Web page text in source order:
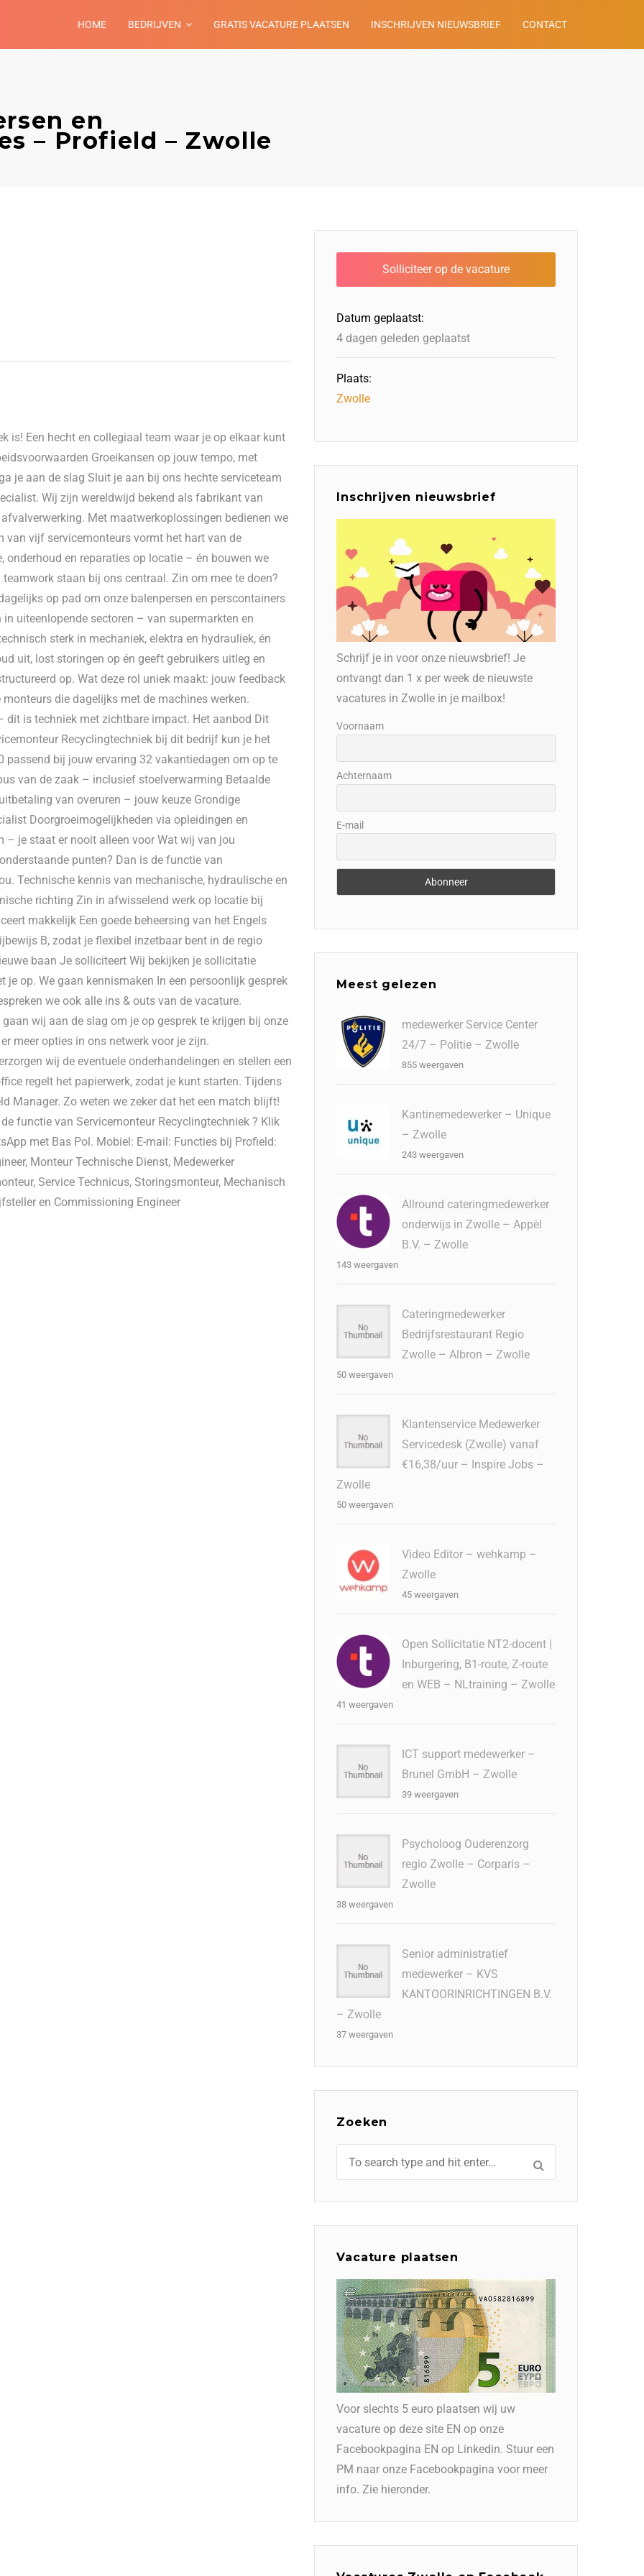
HOME BEDRIJVEN GRATIS VACATURE PLAATSEN INSCHRIJVEN NIEUWSBRIEF CONTACT
en
– Profield – Zwolle
is! Een hecht en collegiaal team waar je op elkaar kunt
Groeikansen op jouw tempo, met
je aan de slag Sluit je aan bij ons hechte serviceteam
Wij zijn wereldwijd bekend als fabrikant van
Met maatwerkoplossingen bedienen we
van vijf servicemonteurs vormt het hart van de
en reparaties op locatie – én bouwen we
staan bij ons centraal. Zin om mee te doen?
op pad om onze balenpersen en perscontainers
uiteenlopende sectoren – van supermarkten en
sterk in mechaniek, elektra en hydrauliek, én
uit, lost storingen op én geeft gebruikers uitleg en
op. Wat deze rol uniek maakt: jouw feedback
die dagelijks met de machines werken.
is techniek met zichtbare impact. Het aanbod Dit
Recyclingtechniek bij dit bedrijf kun je het
bij jouw ervaring 32 vakantiedagen om op te
van de zaak – inclusief stoelverwarming Betaalde
van overuren – jouw keuze Grondige
Doorgroeimogelijkheden via opleidingen en
– je staat er nooit alleen voor Wat wij van jou
punten? Dan is de functie van
Technische kennis van mechanische, hydraulische en
richting Zin in afwisselend werk op locatie bij
makkelijk Een goede beheersing van het Engels
B, zodat je flexibel inzetbaar bent in de regio
baan Je solliciteert Wij bekijken je sollicitatie
op. We gaan kennismaken In een persoonlijk gesprek
we ook alle ins & outs van de vacature.
wij aan de slag om je op gesprek te krijgen bij onze
meer opties in ons netwerk voor je zijn.
wij de eventuele onderhandelingen en stellen een
regelt het papierwerk, zodat je kunt starten. Tijdens
Manager. Zo weten we zeker dat het een match blijft!
functie van Servicemonteur Recyclingtechniek ? Klik
met Bas Pol. Mobiel: E-mail: Functies bij Profield:
Monteur Technische Dienst, Medewerker
Service Technicus, Storingsmonteur, Mechanisch
en Commissioning Engineer
Datum geplaatst:
4 dagen geleden geplaatst
Plaats:
Zwolle
Inschrijven nieuwsbrief
Schrijf je in voor onze nieuwsbrief! Je
ontvangt dan 1 x per week de nieuwste
vacatures in Zwolle in je mailbox!
Voornaam
Achternaam
E-mail
Meest gelezen
medewerker Service Center
24/7 – Politie – Zwolle
855 weergaven
Kantinemedewerker – Unique
– Zwolle
243 weergaven
Allround cateringmedewerker
onderwijs in Zwolle – Appèl
B.V. – Zwolle
143 weergaven
Cateringmedewerker
Bedrijfsrestaurant Regio
Zwolle – Albron – Zwolle
50 weergaven
Klantenservice Medewerker
Servicedesk (Zwolle) vanaf
€16,38/uur – Inspire Jobs –
Zwolle
50 weergaven
Video Editor – wehkamp –
Zwolle
45 weergaven
Open Sollicitatie NT2-docent |
Inburgering, B1-route, Z-route
en WEB – NLtraining – Zwolle
41 weergaven
ICT support medewerker –
Brunel GmbH – Zwolle
39 weergaven
Psycholoog Ouderenzorg
regio Zwolle – Corparis –
Zwolle
38 weergaven
Senior administratief
medewerker – KVS
KANTOORINRICHTINGEN B.V.
– Zwolle
37 weergaven
Zoeken
Vacature plaatsen
Voor slechts 5 euro plaatsen wij uw
vacature op deze site EN op onze
Facebookpagina EN op Linkedin. Stuur een
PM naar onze Facebookpagina voor meer
info. Zie hieronder.